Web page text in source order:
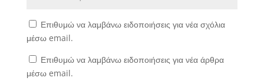
Επιθυμώ να λαμβάνω ειδοποιήσεις για νέα σχόλια
μέσω email.
Επιθυμώ να λαμβάνω ειδοποιήσεις για νέα άρθρα
μέσω email.